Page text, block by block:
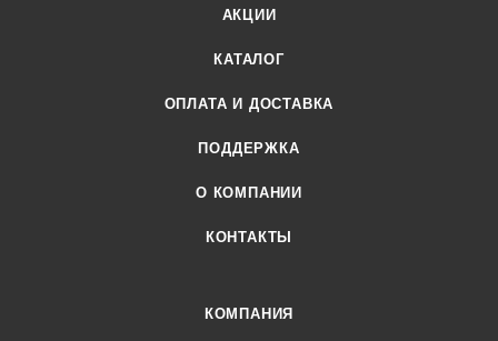
АКЦИИ
КАТАЛОГ
ОПЛАТА И ДОСТАВКА
ПОДДЕРЖКА
О КОМПАНИИ
КОНТАКТЫ
КОМПАНИЯ